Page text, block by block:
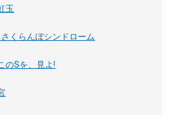
玉
くらんぼシンドローム
Sを、見よ!